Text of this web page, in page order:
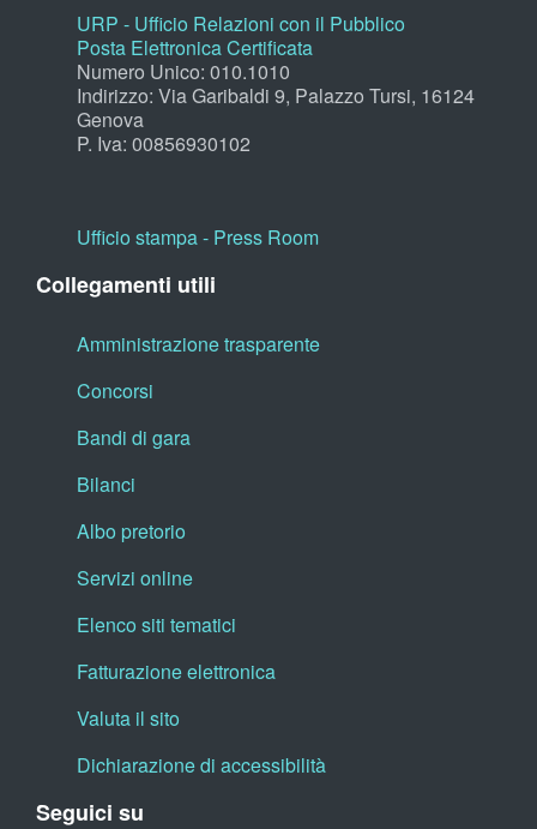
URP - Ufficio Relazioni con il Pubblico
Posta Elettronica Certificata
Numero Unico: 010.1010
Indirizzo: Via Garibaldi 9, Palazzo Tursi, 16124
Genova
P. Iva: 00856930102
Ufficio stampa - Press Room
Collegamenti utili
Amministrazione trasparente
Concorsi
Bandi di gara
Bilanci
Albo pretorio
Servizi online
Elenco siti tematici
Fatturazione elettronica
Valuta il sito
Dichiarazione di accessibilità
Seguici su